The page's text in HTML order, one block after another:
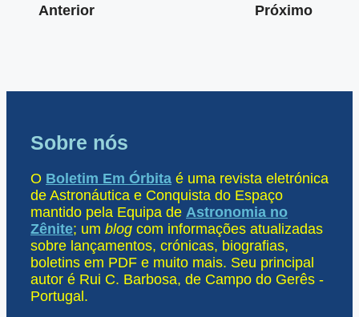
Anterior Próximo
Sobre nós
O Boletim Em Órbita é uma revista eletrónica
de Astronáutica e Conquista do Espaço
mantido pela Equipa de Astronomia no
Zênite; um blog com informações atualizadas
sobre lançamentos, crónicas, biografias,
boletins em PDF e muito mais. Seu principal
autor é Rui C. Barbosa, de Campo do Gerês -
Portugal.